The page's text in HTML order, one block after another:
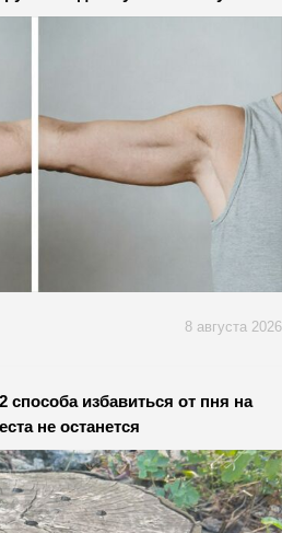
8 августа 2026
способа избавиться от пня на
не останется